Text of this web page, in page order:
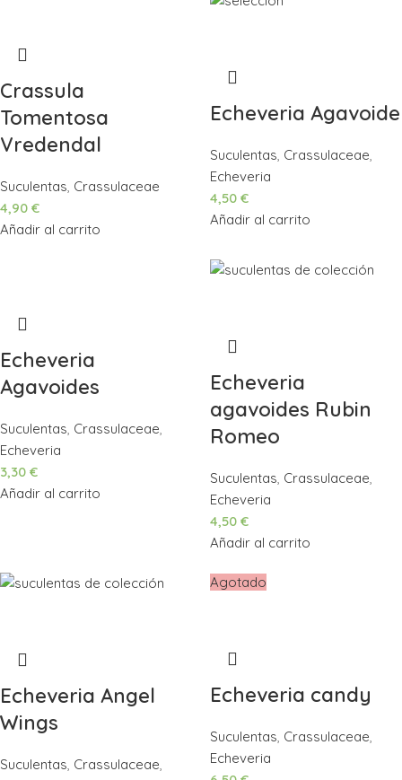
Crassula
Tomentosa
Vredendal
Suculentas Crassulaceae
4,90 €
Añadir al carrito
Echeveria Agavoide
Suculentas, Crassulaceae,
Echeveria
4,50 €
Añadir al carrito
Echeveria
Agavoides
Suculentas Crassulaceae
Echeveria
3,30 €
Añadir al carrito
Echeveria
agavoides Rubin
Romeo
Suculentas, Crassulaceae,
Echeveria
4,50 €
Añadir al carrito
Echeveria Angel
Wings
Suculentas, Crassulaceae,
Agotado
Echeveria candy
Suculentas, Crassulaceae,
Echeveria